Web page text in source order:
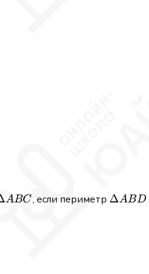
ABC, если периметр \Delta
ΔABD